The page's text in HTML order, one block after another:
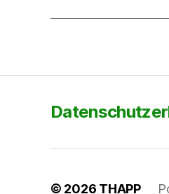
© 2026 THAPP